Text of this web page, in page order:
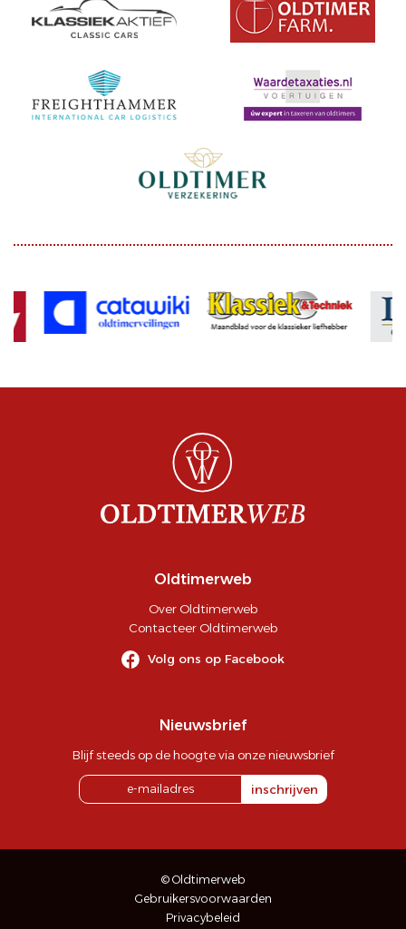
Oldtimerweb
Over Oldtimerweb
Contacteer Oldtimerweb
Volg ons op Facebook
Nieuwsbrief
Blijf steeds op de hoogte via onze nieuwsbrief
inschrijven
© Oldtimerweb
Gebruikersvoorwaarden
Privacybeleid